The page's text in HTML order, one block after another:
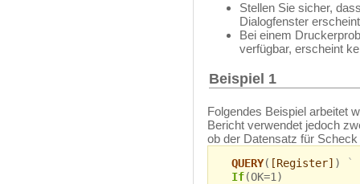
Stellen Sie sicher,
Dialogfenster
Bei einem
verfügbar, erscheint
Beispiel 1
Folgendes Beispiel arbeitet
Bericht verwendet jedoch
ob der Datensatz für
QUERY( [Register] )
`
If(OK=1)